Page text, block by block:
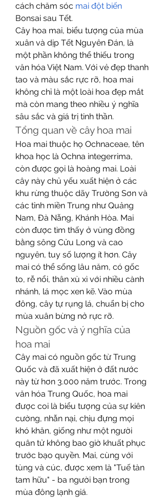
cách chăm sóc mai đột biến
Bonsai sau Tết.
Cây hoa mai, biểu tượng của mùa
xuân và dịp Tết Nguyên Đán, là
một phần không thể thiếu trong
văn hóa Việt Nam. Với vẻ đẹp thanh
tao và màu sắc rực rỡ, hoa mai
không chỉ là một loài hoa đẹp mắt
mà còn mang theo nhiều ý nghĩa
sâu sắc và giá trị tinh thần.
Tổng quan về cây hoa mai
Hoa mai thuộc họ Ochnaceae, tên
khoa học là Ochna integerrima,
còn được gọi là hoàng mai. Loài
cây này chủ yếu xuất hiện ở các
khu rừng thuộc dãy Trường Sơn và
các tỉnh miền Trung như Quảng
Nam, Đà Nẵng, Khánh Hòa. Mai
còn được tìm thấy ở vùng đồng
bằng sông Cửu Long và cao
nguyên, tuy số lượng ít hơn. Cây
mai có thể sống lâu năm, có gốc
to, rễ nổi, thân xù xì với nhiều cành
nhánh, lá mọc xen kẽ. Vào mùa
đông, cây tự rụng lá, chuẩn bị cho
mùa xuân bừng nở rực rỡ.
Nguồn gốc và ý nghĩa của
hoa mai
Cây mai có nguồn gốc từ Trung
Quốc và đã xuất hiện ở đất nước
này từ hơn 3.000 năm trước. Trong
văn hóa Trung Quốc, hoa mai
được coi là biểu tượng của sự kiên
cường, nhẫn nại, chịu đựng mọi
khó khăn, giống như một người
quân tử không bao giờ khuất phục
trước bạo quyền. Mai, cùng với
tùng và cúc, được xem là "Tuế tàn
tam hữu" - ba người bạn trong
mùa đông lạnh giá.